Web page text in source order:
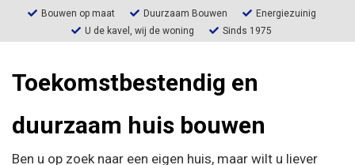
Contact
Bouwen op maat Duurzaam Bouwen
Energiezuinig
U de kavel, wij de woning
Sinds 1975
Toekomstbestendig en
duurzaam huis bouwen
Ben u op zoek naar een eigen huis, maar wilt u liever